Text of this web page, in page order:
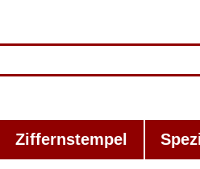
Ziffernstempel